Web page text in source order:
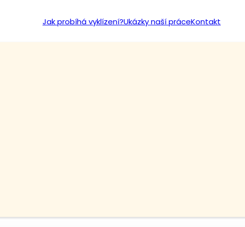
Jak probíhá vyklízení?Ukázky naší práceKontakt